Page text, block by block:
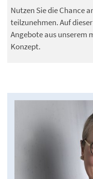
Nutzen Sie die Chance
teilzunehmen. Auf
Angebote aus unserem
Konzept.